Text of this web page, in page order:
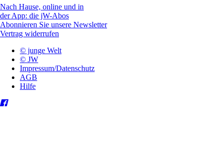
Nach Hause, online und in
der App: die jW-Abos
Abonnieren Sie unsere Newsletter
Vertrag widerrufen
© junge Welt
© JW
Impressum/Datenschutz
AGB
Hilfe